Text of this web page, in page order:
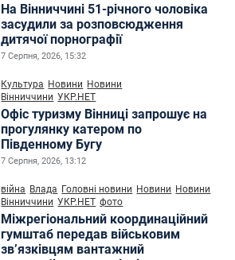
На Вінниччині 51-річного чоловіка
засудили за розповсюдження
дитячої порнографії
7 Серпня, 2026, 15:32
Культура Новини Новини
Вінниччини УКР.НЕТ
Офіс туризму Вінниці запрошує на
прогулянку катером по
Південному Бугу
7 Серпня, 2026, 13:12
війна Влада Головні новини Новини Новини
Вінниччини УКР.НЕТ фото
Міжрегіональний координаційний
гумштаб передав військовим
зв’язківцям вантажний